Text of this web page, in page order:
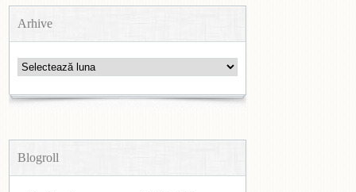
Arhive
Arhive
Blogroll